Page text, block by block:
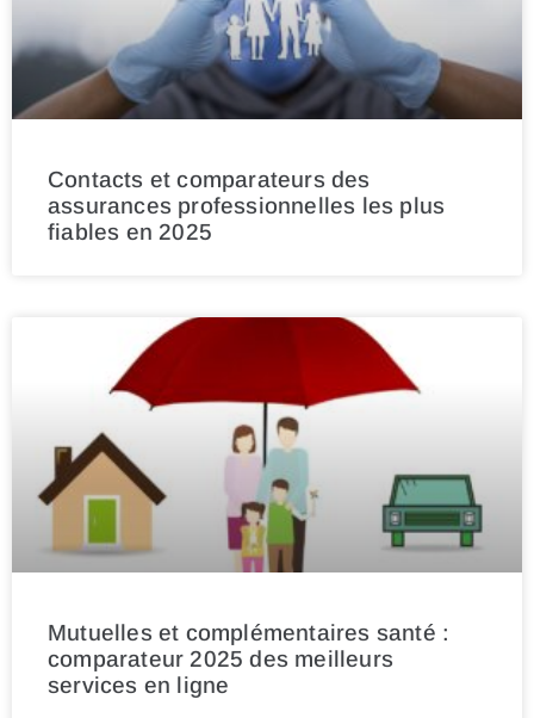
Contacts et comparateurs des
assurances professionnelles les plus
fiables en 2025
Mutuelles et complémentaires santé :
comparateur 2025 des meilleurs
services en ligne